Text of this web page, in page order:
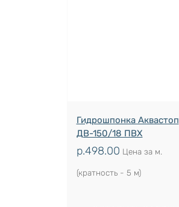
Гидрошпонка Аквастоп
ДВ-150/18 ПВХ
р.498.00 Цена за м.
(кратность - 5 м)